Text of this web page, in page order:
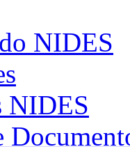
NIDES
NIDES